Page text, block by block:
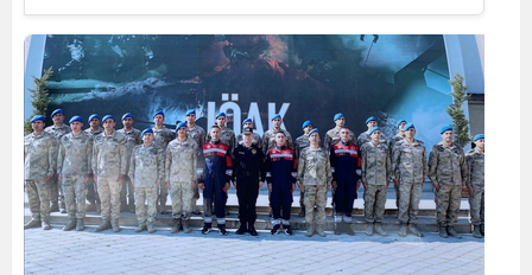
Bartın
Ardahan
Iğdır
Yalova
Karabük